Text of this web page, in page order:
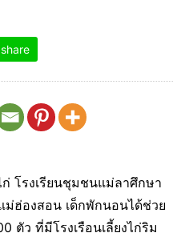
share
ก่ โรงเรียนชุมชนแม่ลาศึกษา
ฮ่องสอน เด็กพักนอนได้ช่วย
ตัว ที่มีโรงเรือนเลี้ยงไก่ริม